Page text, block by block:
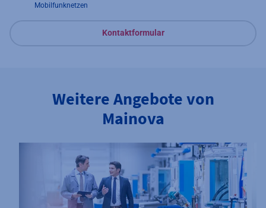
Mobilfunknetzen
Kontaktformular
Weitere Angebote von
Mainova